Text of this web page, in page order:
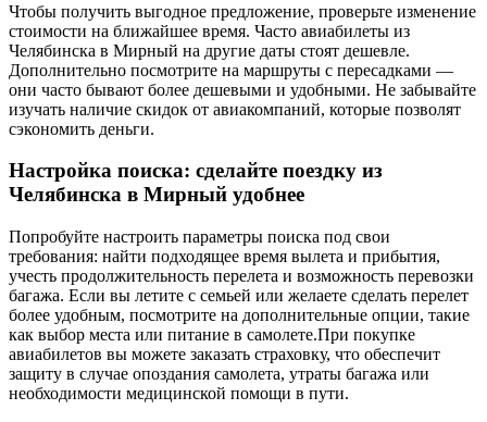
Чтобы получить выгодное предложение, проверьте изменение
стоимости на ближайшее время. Часто авиабилеты из
Челябинска в Мирный на другие даты стоят дешевле.
Дополнительно посмотрите на маршруты с пересадками —
они часто бывают более дешевыми и удобными. Не забывайте
изучать наличие скидок от авиакомпаний, которые позволят
сэкономить деньги.
Настройка поиска: сделайте поездку из
Челябинска в Мирный удобнее
Попробуйте настроить параметры поиска под свои
требования: найти подходящее время вылета и прибытия,
учесть продолжительность перелета и возможность перевозки
багажа. Если вы летите с семьей или желаете сделать перелет
более удобным, посмотрите на дополнительные опции, такие
как выбор места или питание в самолете.При покупке
авиабилетов вы можете заказать страховку, что обеспечит
защиту в случае опоздания самолета, утраты багажа или
необходимости медицинской помощи в пути.